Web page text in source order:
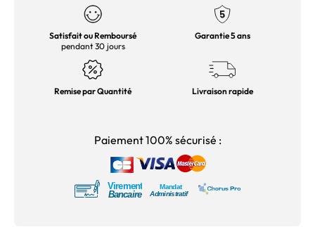
Satisfait ou Remboursé
pendant 30 jours
Garantie 5 ans
Remise par Quantité Livraison rapide
Paiement 100% sécurisé :